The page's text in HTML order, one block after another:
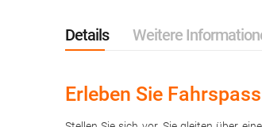
Details
Erleben Sie
Weitere